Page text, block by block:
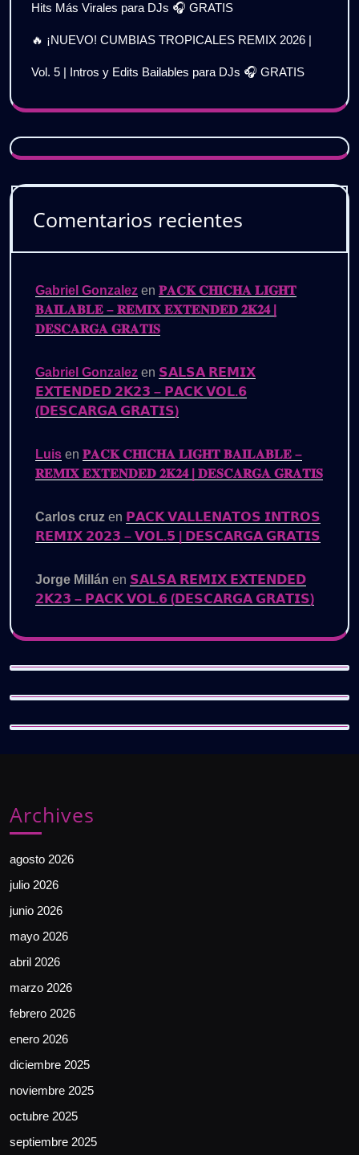
Hits Más Virales para DJs 🎧 GRATIS
🔥 ¡NUEVO! CUMBIAS TROPICALES REMIX 2026 |
Vol. 5 | Intros y Edits Bailables para DJs 🎧 GRATIS
Comentarios recientes
Gabriel Gonzalez en 𝐏𝐀𝐂𝐊 𝐂𝐇𝐈𝐂𝐇𝐀 𝐋𝐈𝐆𝐇𝐓
𝐁𝐀𝐈𝐋𝐀𝐁𝐋𝐄 – 𝐑𝐄𝐌𝐈𝐗 𝐄𝐗𝐓𝐄𝐍𝐃𝐄𝐃 𝟐𝐊𝟐𝟒 |
𝐃𝐄𝐒𝐂𝐀𝐑𝐆𝐀 𝐆𝐑𝐀𝐓𝐈𝐒
Gabriel Gonzalez en 𝗦𝗔𝗟𝗦𝗔 𝗥𝗘𝗠𝗜𝗫
𝗘𝗫𝗧𝗘𝗡𝗗𝗘𝗗 𝟮𝗞𝟮𝟯 – 𝗣𝗔𝗖𝗞 𝗩𝗢𝗟.𝟲
(𝗗𝗘𝗦𝗖𝗔𝗥𝗚𝗔 𝗚𝗥𝗔𝗧𝗜𝗦)
Luis en 𝐏𝐀𝐂𝐊 𝐂𝐇𝐈𝐂𝐇𝐀 𝐋𝐈𝐆𝐇𝐓 𝐁𝐀𝐈𝐋𝐀𝐁𝐋𝐄 –
𝐑𝐄𝐌𝐈𝐗 𝐄𝐗𝐓𝐄𝐍𝐃𝐄𝐃 𝟐𝐊𝟐𝟒 | 𝐃𝐄𝐒𝐂𝐀𝐑𝐆𝐀 𝐆𝐑𝐀𝐓𝐈𝐒
Carlos cruz en 𝗣𝗔𝗖𝗞 𝗩𝗔𝗟𝗟𝗘𝗡𝗔𝗧𝗢𝗦 𝗜𝗡𝗧𝗥𝗢𝗦
𝗥𝗘𝗠𝗜𝗫 𝟮𝟬𝟮𝟯 – 𝗩𝗢𝗟.𝟱 | 𝗗𝗘𝗦𝗖𝗔𝗥𝗚𝗔 𝗚𝗥𝗔𝗧𝗜𝗦
Jorge Millán en 𝗦𝗔𝗟𝗦𝗔 𝗥𝗘𝗠𝗜𝗫 𝗘𝗫𝗧𝗘𝗡𝗗𝗘𝗗
𝟮𝗞𝟮𝟯 – 𝗣𝗔𝗖𝗞 𝗩𝗢𝗟.𝟲 (𝗗𝗘𝗦𝗖𝗔𝗥𝗚𝗔 𝗚𝗥𝗔𝗧𝗜𝗦)
Archives
agosto 2026
julio 2026
junio 2026
mayo 2026
abril 2026
marzo 2026
febrero 2026
enero 2026
diciembre 2025
noviembre 2025
octubre 2025
septiembre 2025